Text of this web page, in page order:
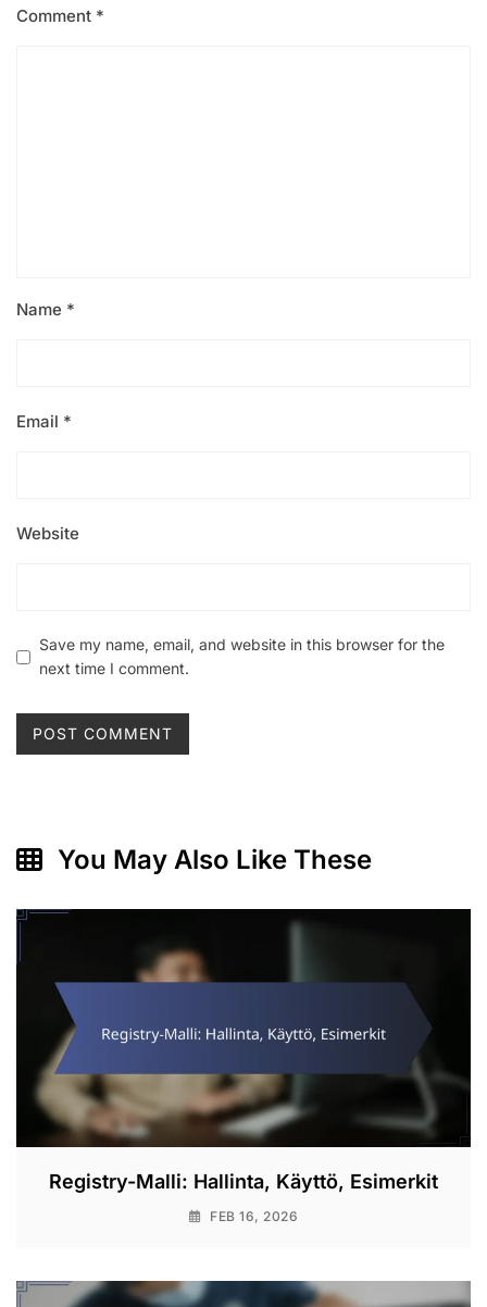
Comment *
Name *
Email *
Website
Save my name, email, and website in this browser for the
next time I comment.
You May Also Like These
Registry-Malli: Hallinta, Käyttö, Esimerkit
FEB 16, 2026